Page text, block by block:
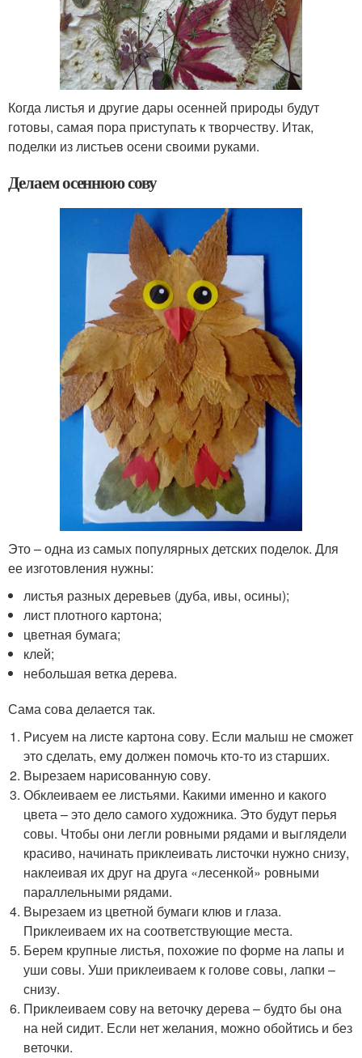
Когда листья и другие дары осенней природы будут
готовы, самая пора приступать к творчеству. Итак,
поделки из листьев осени своими руками.
Делаем осеннюю сову
Это – одна из самых популярных детских поделок. Для
ее изготовления нужны:
листья разных деревьев (дуба, ивы, осины);
лист плотного картона;
цветная бумага;
клей;
небольшая ветка дерева.
Сама сова делается так.
Рисуем на листе картона сову. Если малыш не сможет
это сделать, ему должен помочь кто-то из старших.
Вырезаем нарисованную сову.
Обклеиваем ее листьями. Какими именно и какого
цвета – это дело самого художника. Это будут перья
совы. Чтобы они легли ровными рядами и выглядели
красиво, начинать приклеивать листочки нужно снизу,
наклеивая их друг на друга «лесенкой» ровными
параллельными рядами.
Вырезаем из цветной бумаги клюв и глаза.
Приклеиваем их на соответствующие места.
Берем крупные листья, похожие по форме на лапы и
уши совы. Уши приклеиваем к голове совы, лапки –
снизу.
Приклеиваем сову на веточку дерева – будто бы она
на ней сидит. Если нет желания, можно обойтись и без
веточки.